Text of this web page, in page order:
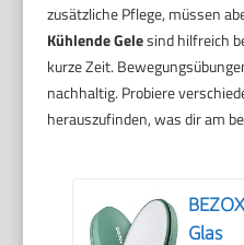
zusätzliche Pflege, müssen
Kühlende Gelesind hilfreich
kurze Zeit.
nachhaltig. Probiere
herauszufinden, was dir am
Glas